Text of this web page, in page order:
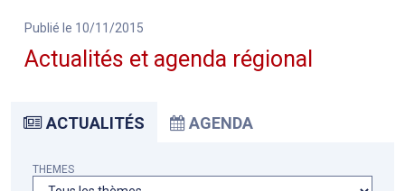
Publié le 10/11/2015
Actualités et agenda régional
ACTUALITÉS AGENDA
THEMES